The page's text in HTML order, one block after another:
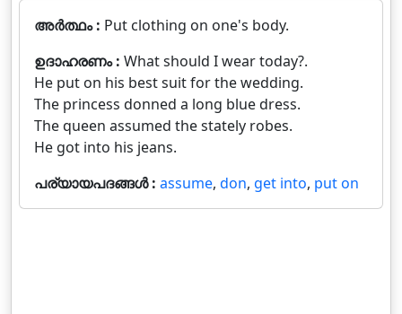
അർത്ഥം : Put clothing on one's body.
ഉദാഹരണം : What should I wear today?.
He put on his best suit for the wedding.
The princess donned a long blue dress.
The queen assumed the stately robes.
He got into his jeans.
പര്യായപദങ്ങൾ : assume, don, get into, put on